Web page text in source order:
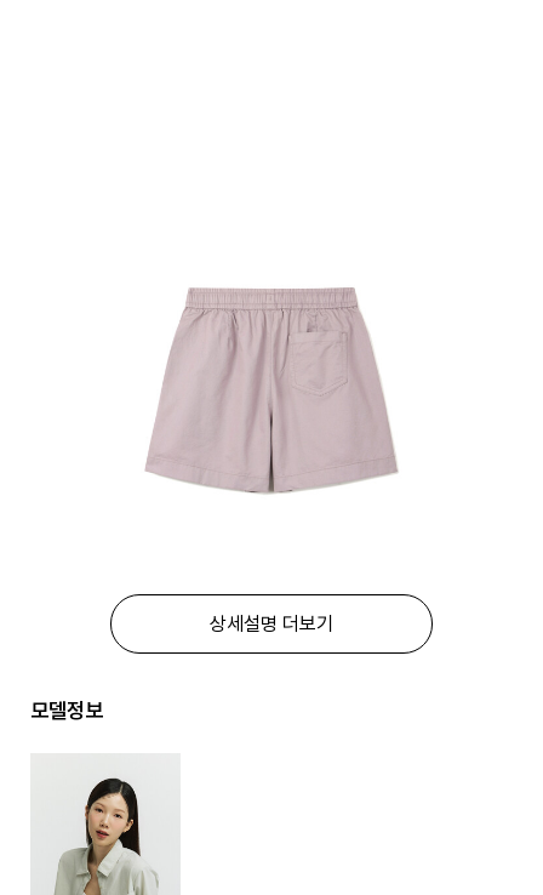
상세설명 더보기
모델정보